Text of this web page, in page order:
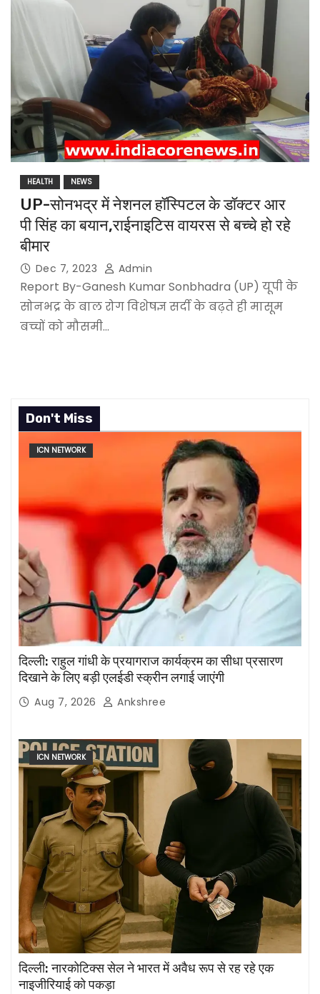
HEALTH NEWS
UP-सोनभद्र में नेशनल हॉस्पिटल के डॉक्टर आर
पी सिंह का बयान,राईनाइटिस वायरस से बच्चे हो रहे
बीमार
Dec 7, 2023 Admin
Report By-Ganesh Kumar Sonbhadra (UP) यूपी के
सोनभद्र के बाल रोग विशेषज्ञ सर्दी के बढ़ते ही मासूम
बच्चों को मौसमी…
Don't Miss
ICN NETWORK
दिल्ली: राहुल गांधी के प्रयागराज कार्यक्रम का सीधा प्रसारण
दिखाने के लिए बड़ी एलईडी स्क्रीन लगाई जाएंगी
Aug 7, 2026 Ankshree
ICN NETWORK
दिल्ली: नारकोटिक्स सेल ने भारत में अवैध रूप से रह रहे एक
नाइजीरियाई को पकड़ा